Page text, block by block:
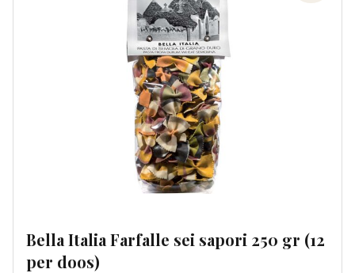
Bella Italia Farfalle sei sapori 250 gr (12
per doos)